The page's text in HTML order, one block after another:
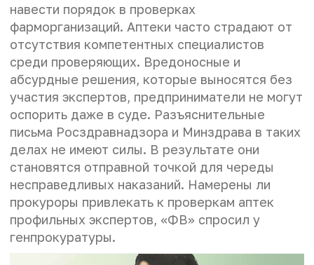
навести порядок в проверках
фарморганизаций. Аптеки часто страдают от
отсутствия компетентных специалистов
среди проверяющих. Вредоносные и
абсурдные решения, которые выносятся без
участия экспертов, предприниматели не могут
оспорить даже в суде. Разъяснительные
письма Росздравнадзора и Минздрава в таких
делах не имеют силы. В результате они
становятся отправной точкой для череды
несправедливых наказаний. Намерены ли
прокуроры привлекать к проверкам аптек
профильных экспертов, «ФВ» спросил у
генпрокуратуры.